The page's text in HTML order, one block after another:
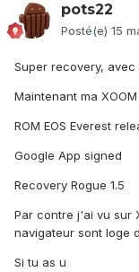
pots22
Posté(e) 15
Super recovery, avec
Maintenant ma
ROM EOS Everest
Google App signed
Recovery Rogue 1.5
Par contre j'ai vu sur
navigateur sont loge
Si tu as u